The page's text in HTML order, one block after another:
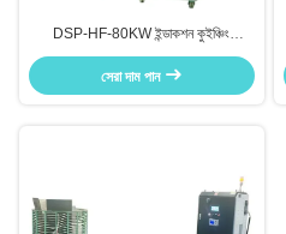
DSP-HF-80KW ইন্ডাকশন কুইঞ্চিং
ইকুইপমেন্ট IGBT ইন্ডাকশন সারফেস হিটিং
সেরা দাম পান